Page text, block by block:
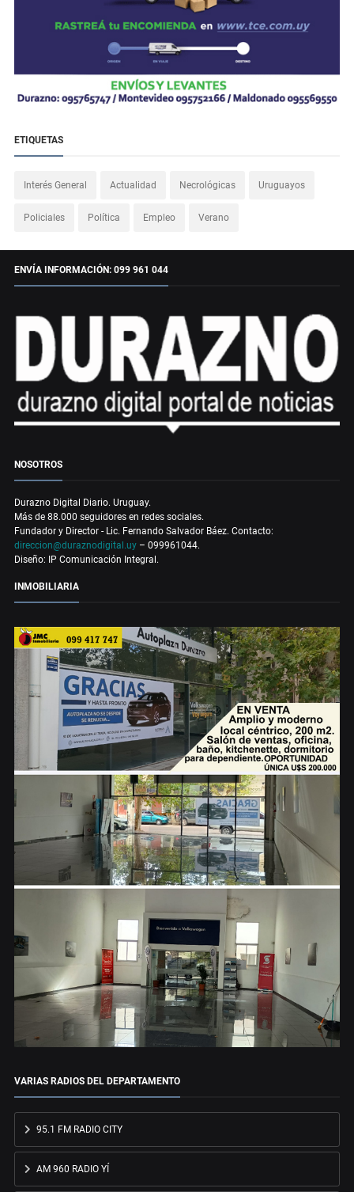
ETIQUETAS
Interés General Actualidad Necrológicas Uruguayos
Policiales Política Empleo Verano
ENVÍA INFORMACIÓN: 099 961 044
NOSOTROS
Durazno Digital Diario. Uruguay.
Más de 88.000 seguidores en redes sociales.
Fundador y Director - Lic. Fernando Salvador Báez. Contacto:
direccion@duraznodigital.uy – 099961044.
Diseño: IP Comunicación Integral.
INMOBILIARIA
VARIAS RADIOS DEL DEPARTAMENTO
95.1 FM RADIO CITY
AM 960 RADIO YÍ